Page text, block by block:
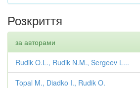
Розкриття
за авторами
Rudik O.L., Rudik N.M., Sergeev L...
Topal M., Diadko I., Rudik O.